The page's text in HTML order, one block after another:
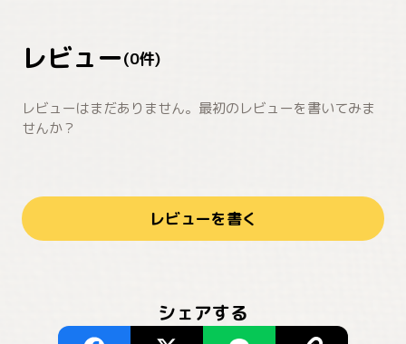
レビュー(0件)
レビューはまだありません。最初のレビューを書いてみま
せんか？
レビューを書く
シェアする